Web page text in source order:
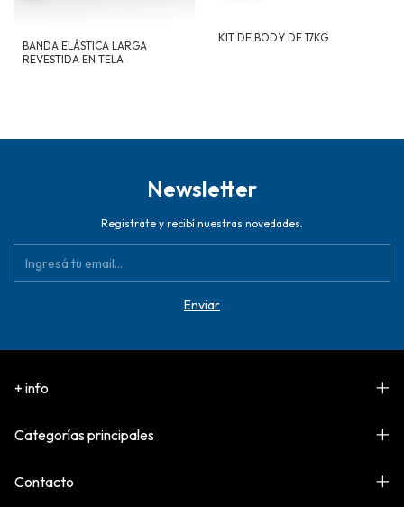
BANDA ELÁSTICA LARGA
REVESTIDA EN TELA
KIT DE BODY DE 17KG
Newsletter
Registrate y recibí nuestras novedades.
+ info
Categorías principales
Contacto